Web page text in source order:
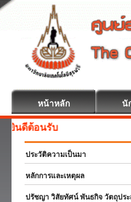
หน้าหลัก นั
ต้อนรับ
ประวัติความเป็นมา
หลักการและเหตุผล
ปรัชญา วิสัยทัศน์ พันธกิจ วัตถุประ